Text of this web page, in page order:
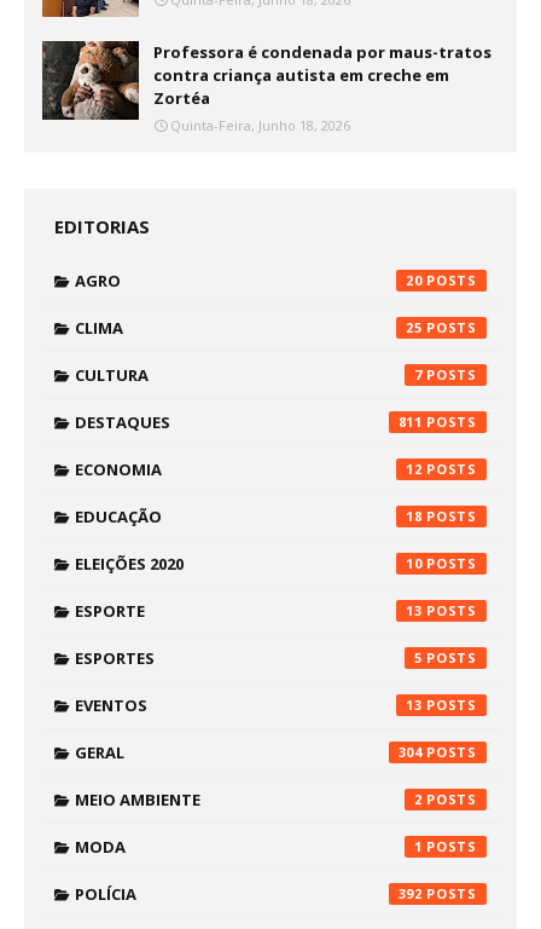
Professora é condenada por maus-tratos
contra criança autista em creche em
Zortéa
Quinta-Feira, Junho 18, 2026
EDITORIAS
AGRO 20
CLIMA 25
CULTURA 7
DESTAQUES 811
ECONOMIA 12
EDUCAÇÃO 18
ELEIÇÕES 2020 10
ESPORTE 13
ESPORTES 5
EVENTOS 13
GERAL 304
MEIO AMBIENTE 2
MODA 1
POLÍCIA 392